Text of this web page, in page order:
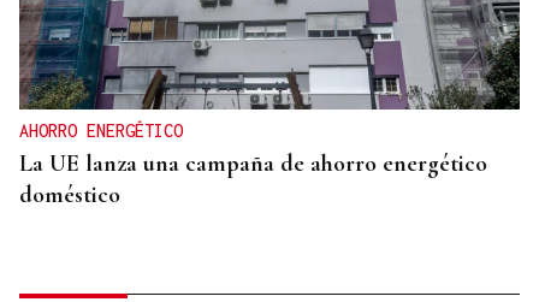
AHORRO ENERGÉTICO
La UE lanza una campaña de ahorro energético
doméstico